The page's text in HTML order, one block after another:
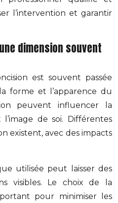
l’intervention et garantir
dimension souvent
est souvent passée
forme et l’apparence du
peuvent influencer la
de soi. Différentes
existent, avec des impacts
utilisée peut laisser des
visibles. Le choix de la
pour minimiser les